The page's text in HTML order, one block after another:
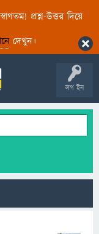
প্রশ্ন-উত্তর দিয়ে
দেখুন।
লগ ইন